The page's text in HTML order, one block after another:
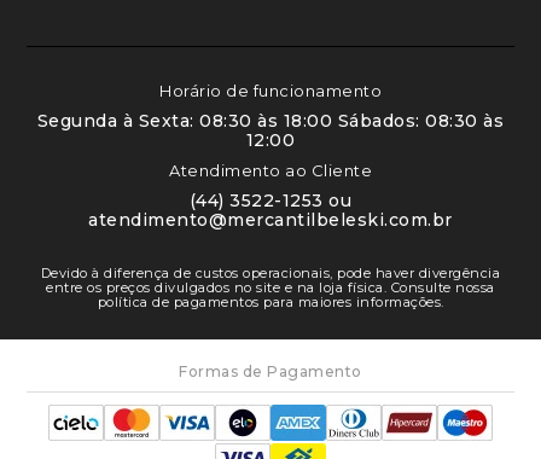
Horário de funcionamento
Segunda à Sexta: 08:30 às 18:00 Sábados: 08:30 às
12:00
Atendimento ao Cliente
(44) 3522-1253 ou
atendimento@mercantilbeleski.com.br
Devido à diferença de custos operacionais, pode haver divergência
entre os preços divulgados no site e na loja física. Consulte nossa
política de pagamentos para maiores informações.
Formas de Pagamento